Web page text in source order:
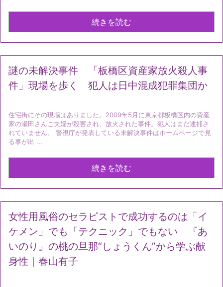
続きを読む
謎の未解決事件 「板橋区資産家放火殺人事
件」現場を歩く 犯人は日中混成犯罪集団か
住宅街にその現場はありました。2009年5月に東京都板橋区内の資産
家の瀬田さんご夫婦が殺害され、放火された事件。犯人はまだ逮捕さ
れていません。 警視庁が発表している未解決事件はホームページで見
る事が出 ...
続きを読む
女性用風俗のセラピストで成功するのは「イ
ケメン」でも「テクニック」でもない 『あ
いのり』の桃の旦那“しょうくん”から学ぶ献
身性｜春山有子